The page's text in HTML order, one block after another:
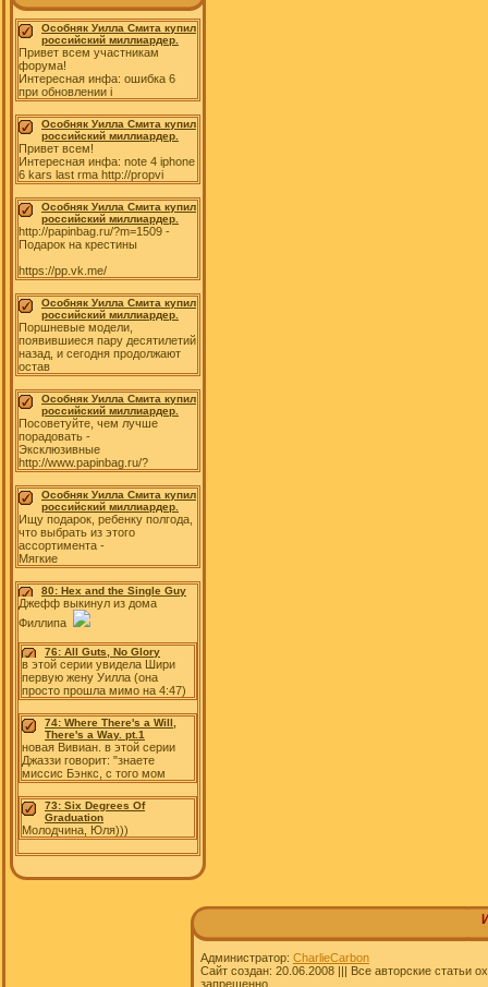
Особняк Уилла Смита купил
российский миллиардер.
Привет всем участникам
форума!
Интересная инфа: ошибка 6
при обновлении i
Особняк Уилла Смита купил
российский миллиардер.
Привет всем!
Интересная инфа: note 4 iphone
6 kars last rma http://propvi
Особняк Уилла Смита купил
российский миллиардер.
http://papinbag.ru/?m=1509 -
Подарок на крестины
https://pp.vk.me/
Особняк Уилла Смита купил
российский миллиардер.
Поршневые модели,
появившиеся пару десятилетий
назад, и сегодня продолжают
остав
Особняк Уилла Смита купил
российский миллиардер.
Посоветуйте, чем лучше
порадовать -
Эксклюзивные
http://www.papinbag.ru/?
Особняк Уилла Смита купил
российский миллиардер.
Ищу подарок, ребенку полгода,
что выбрать из этого
ассортимента -
Мягкие
80: Hex and the Single Guy
Джефф выкинул из дома
Филлипа
76: All Guts, No Glory
в этой серии увидела Шири
первую жену Уилла (она
просто прошла мимо на 4:47)
74: Where There's a Will,
There's a Way. pt.1
новая Вивиан. в этой серии
Джаззи говорит: "знаете
миссис Бэнкс, с того мом
73: Six Degrees Of
Graduation
Молодчина, Юля)))
Администратор: CharlieCarbon
Сайт создан: 20.06.2008 ||| Все авторские статьи
запрещенно.